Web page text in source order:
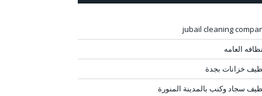
jubail cleaning
العامه
خزانات بجدة
سجاد وكنب بالمدينة المنورة